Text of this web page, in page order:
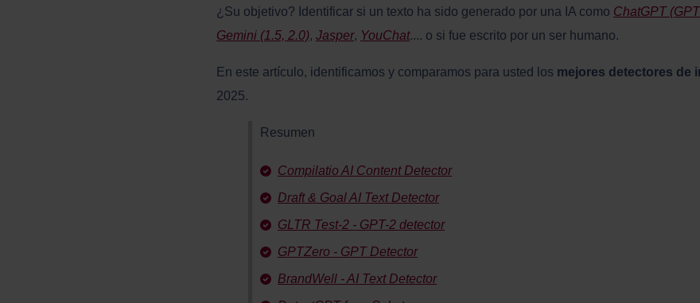
¿Su objetivo? Identificar si un texto ha sido generado por una IA como ChatGPT
Gemini (1.5, 2.0), Jasper, YouChat.... o si fue escrito por un ser humano.
En este artículo, identificamos y comparamos para usted los mejores detectores de
2025.
Resumen
Compilatio AI Content Detector
Draft & Goal AI Text Detector
GLTR Test-2 - GPT-2 detector
GPTZero - GPT Detector
BrandWell - AI Text Detector